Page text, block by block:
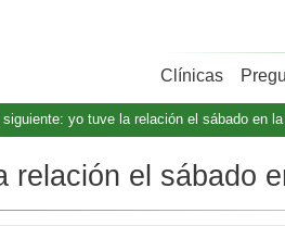
Clínicas
yo tuve la relación el sábado en la
el sábado